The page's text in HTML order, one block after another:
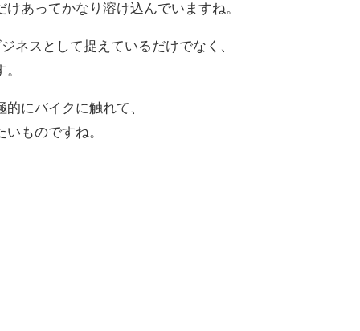
あってかなり溶け込んでいますね。
ネスとして捉えているだけでなく、
にバイクに触れて、
ものですね。